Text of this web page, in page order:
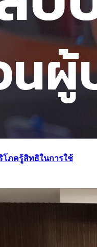
โภครู้สิทธิในการใช้